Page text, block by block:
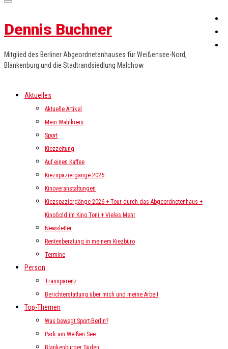
Dennis Buchner
Mitglied des Berliner Abgeordnetenhauses für Weißensee-Nord,
Blankenburg und die Stadtrandsiedlung Malchow
Aktuelles
Aktuelle Artikel
Mein Wahlkreis
Sport
Kiezzeitung
Auf einen Kaffee
Kiezspaziergänge 2026
Kinoveranstaltungen
Kiezspaziergänge 2026 + Tour durch das Abgeordnetenhaus +
KinoGold im Kino Toni + Vieles Mehr
Newsletter
Rentenberatung in meinem Kiezbüro
Termine
Person
Transparenz
Berichterstattung über mich und meine Arbeit
Top-Themen
Was bewegt Sport-Berlin?
Park am Weißen See
Blankenburger Süden